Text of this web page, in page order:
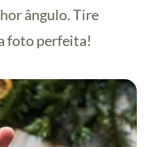
ângulo. Tire
foto perfeita!